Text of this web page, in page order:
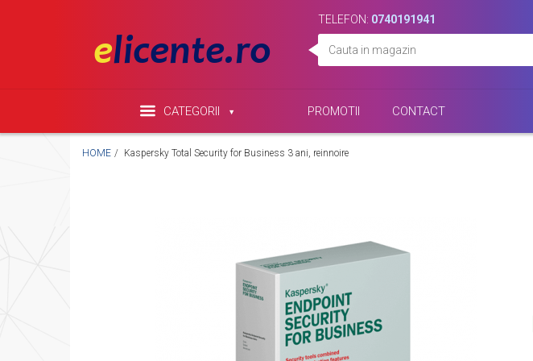
TELEFON: 0740191941
CATEGORII PROMOTII CONTACT
HOME Kaspersky Total Security for Business 3 ani, reinnoire